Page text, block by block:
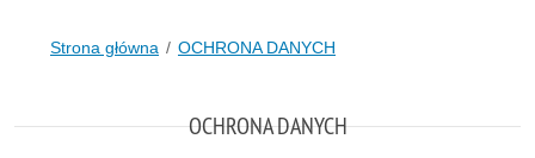
Strona główna OCHRONA DANYCH
OCHRONA DANYCH